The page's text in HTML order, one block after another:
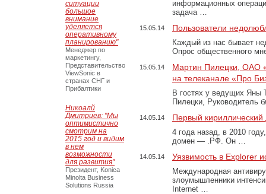
информационных
задача …
15.05.14 Пользователи
Каждый из нас бывает
Опрос общественного
15.05.14
Мартин Пилецки, ОАО
на телеканале «Про
В гостях у ведущих Яны
Пилецки,
14.05.14 Первый
4 года назад, в 2010
домен — .РФ. Он …
14.05.14 Уязвимость в Explorer
Международная
злоумышленники
Internet …
ситуации
большое
внимание
уделяется
оперативному
планированию"
Менеджер по
маркетингу,
Представительство
ViewSonic в
странах СНГ и
Прибалтики
Никоалй
Дмитриев: "Мы
оптимистично
смотрим на
2015 год и видим
в нем
возможности
для развития"
Президент, Konica
Minolta Business
Solutions Russia